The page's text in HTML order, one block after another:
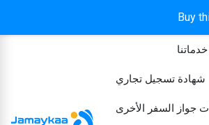
Buy
خدماتنا
شهادة تسجيل تجاري
جواز السفر الأخرى